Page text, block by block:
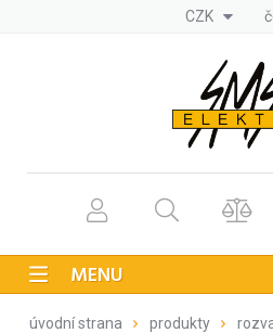
CZK
MENU
úvodní strana produkty